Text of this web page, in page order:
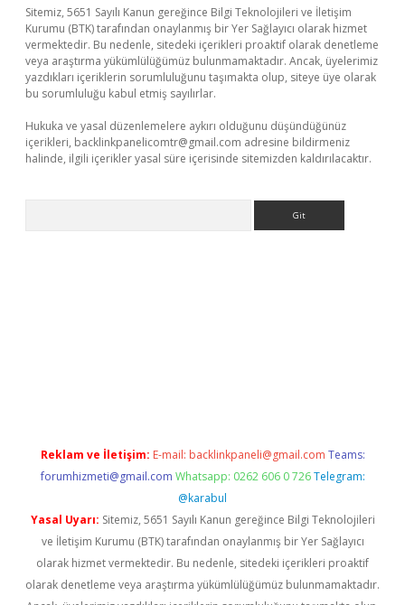
Sitemiz, 5651 Sayılı Kanun gereğince Bilgi Teknolojileri ve İletişim
Kurumu (BTK) tarafından onaylanmış bir Yer Sağlayıcı olarak hizmet
vermektedir. Bu nedenle, sitedeki içerikleri proaktif olarak denetleme
veya araştırma yükümlülüğümüz bulunmamaktadır. Ancak, üyelerimiz
yazdıkları içeriklerin sorumluluğunu taşımakta olup, siteye üye olarak
bu sorumluluğu kabul etmiş sayılırlar.
Hukuka ve yasal düzenlemelere aykırı olduğunu düşündüğünüz
içerikleri, backlinkpanelicomtr@gmail.com adresine bildirmeniz
halinde, ilgili içerikler yasal süre içerisinde sitemizden kaldırılacaktır.
Reklam ve İletişim: E-mail: backlinkpaneli@gmail.com Teams:
forumhizmeti@gmail.com Whatsapp: 0262 606 0 726 Telegram:
@karabul
Yasal Uyarı: Sitemiz, 5651 Sayılı Kanun gereğince Bilgi Teknolojileri
ve İletişim Kurumu (BTK) tarafından onaylanmış bir Yer Sağlayıcı
olarak hizmet vermektedir. Bu nedenle, sitedeki içerikleri proaktif
olarak denetleme veya araştırma yükümlülüğümüz bulunmamaktadır.